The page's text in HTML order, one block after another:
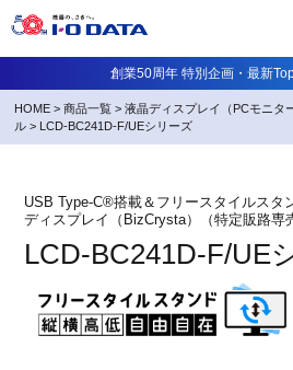
創業50周年 特別企画・最新
HOME >商品一覧 >液晶ディスプレイ（PCモニタ
ル > LCD-BC241D-F/UEシリーズ
USB Type-C®搭載＆フリースタイルスタ
ディスプレイ（BizCrysta）（特定販路専
LCD-BC241D-F/UE